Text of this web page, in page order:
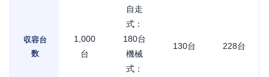
収容台
数
1,000
台
自走
式：
180台
機械
式：
130台 228台